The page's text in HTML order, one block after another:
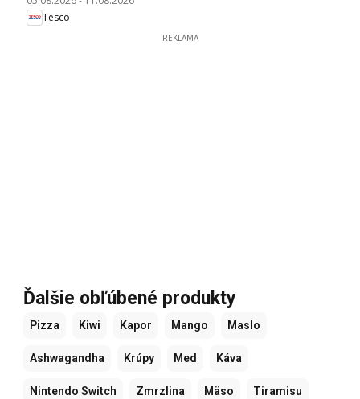
Tesco
REKLAMA
Ďalšie obľúbené produkty
Pizza Kiwi Kapor Mango Maslo
Ashwagandha Krúpy Med Káva
Nintendo Switch Zmrzlina Mäso Tiramisu